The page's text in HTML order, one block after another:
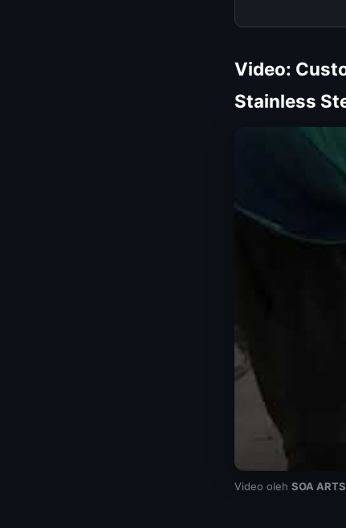
Video:
Stainless
Video oleh SOA ARTS